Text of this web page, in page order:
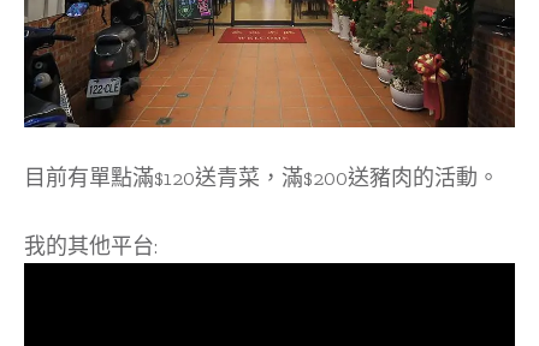
目前有單點滿$120送青菜，滿$200送豬肉的活動。
我的其他平台: